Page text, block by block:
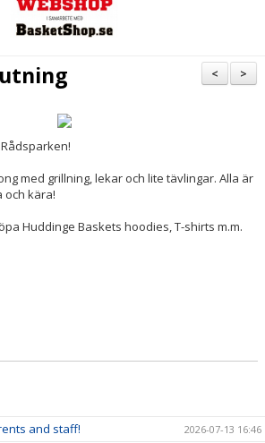
>
<
med grillning, lekar och lite tävlingar. Alla är
och kära!
Huddinge Baskets hoodies, T-shirts m.m.
and staff! 2026-07-13 16:46